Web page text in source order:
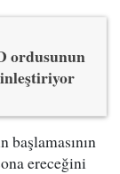
ordusunun
başlamasının
ereceğini